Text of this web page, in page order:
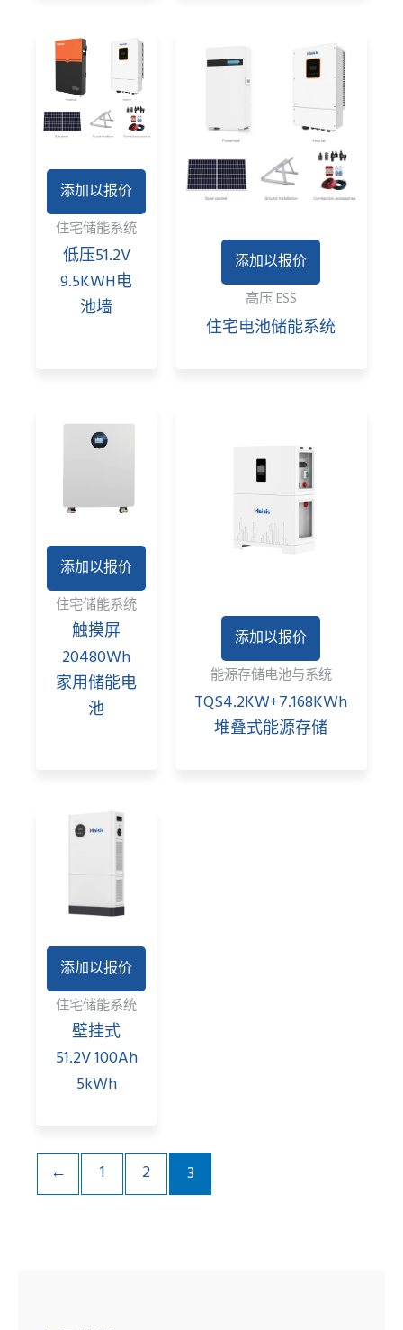
添加以报价
住宅储能系统
低压51.2V
9.5KWH电
池墙
添加以报价
高压 ESS
住宅电池储能系统
添加以报价
住宅储能系统
触摸屏
20480Wh
家用储能电
池
添加以报价
能源存储电池与系统
TQS4.2KW+7.168KWh
堆叠式能源存储
添加以报价
住宅储能系统
壁挂式
51.2V 100Ah
5kWh
← 1 2 3